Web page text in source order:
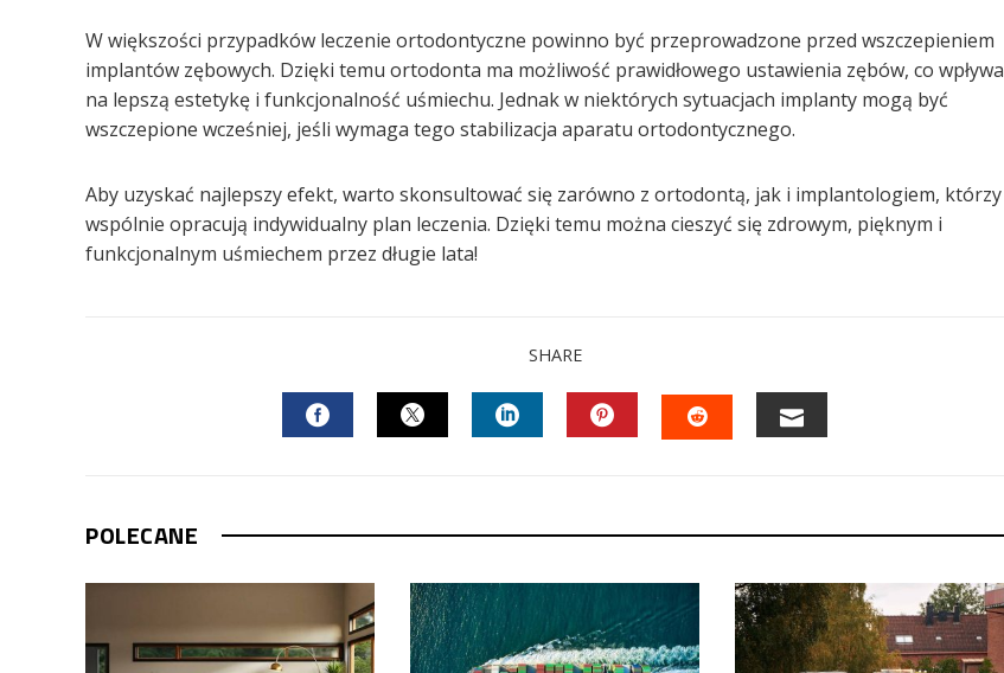
W większości przypadków leczenie ortodontyczne powinno być przeprowadzone przed wszczepieniem
implantów zębowych. Dzięki temu ortodonta ma możliwość prawidłowego ustawienia zębów, co wpływa
na lepszą estetykę i funkcjonalność uśmiechu. Jednak w niektórych sytuacjach implanty mogą być
wszczepione wcześniej, jeśli wymaga tego stabilizacja aparatu ortodontycznego.
Aby uzyskać najlepszy efekt, warto skonsultować się zarówno z ortodontą, jak i implantologiem, którzy
wspólnie opracują indywidualny plan leczenia. Dzięki temu można cieszyć się zdrowym, pięknym i
funkcjonalnym uśmiechem przez długie lata!
SHARE
POLECANE